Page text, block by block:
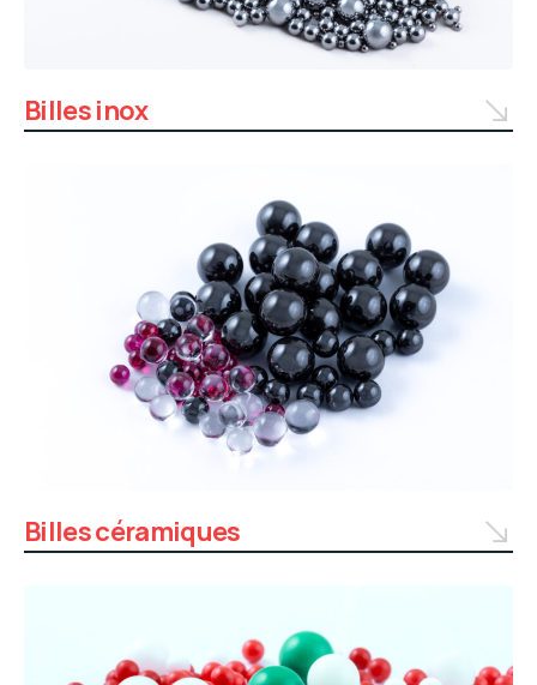
Billes inox
Billes céramiques